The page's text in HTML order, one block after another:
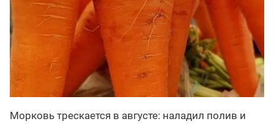
Морковь трескается в августе: наладил полив и